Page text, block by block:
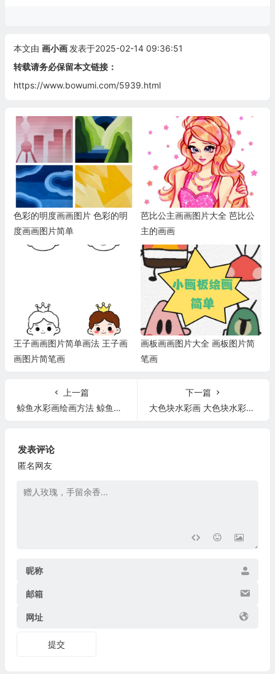
本文由 画小画 发表于2025-02-14 09:36:51
转载请务必保留本文链接：
https://www.bowumi.com/5939.html
色彩的明度画画图片 色彩的明
度画画图片简单
芭比公主画画图片大全 芭比公
主的画画
王子画画图片简单画法 王子画
画图片简笔画
画板画画图片大全 画板图片简
笔画
上一篇
鲸鱼水彩画绘画方法 鲸鱼水彩画
下一篇
大色块水彩画 大色块水彩画怎么画
发表评论
匿名网友
昵称
邮箱
网址
提交